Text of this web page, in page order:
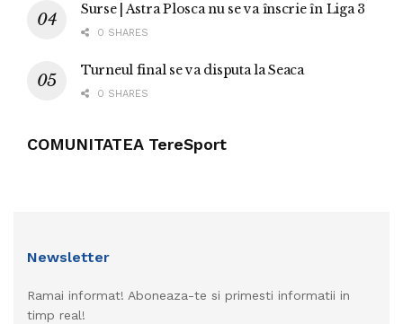
Surse | Astra Plosca nu se va înscrie în Liga 3
0 SHARES
Turneul final se va disputa la Seaca
0 SHARES
COMUNITATEA TereSport
Newsletter
Ramai informat! Aboneaza-te si primesti informatii in
timp real!